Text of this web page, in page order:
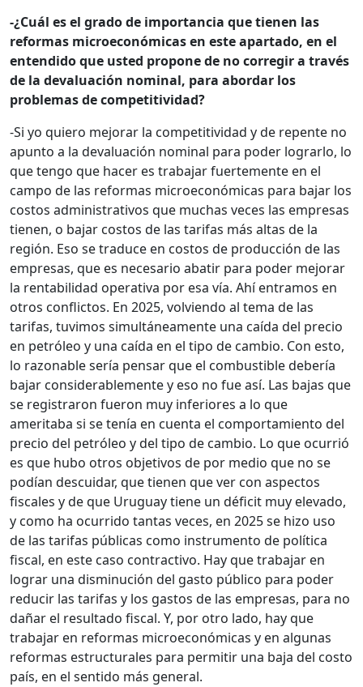
-¿Cuál es el grado de importancia que tienen las
reformas microeconómicas en este apartado, en el
entendido que usted propone de no corregir a través
de la devaluación nominal, para abordar los
problemas de competitividad?
-Si yo quiero mejorar la competitividad y de repente no
apunto a la devaluación nominal para poder lograrlo, lo
que tengo que hacer es trabajar fuertemente en el
campo de las reformas microeconómicas para bajar los
costos administrativos que muchas veces las empresas
tienen, o bajar costos de las tarifas más altas de la
región. Eso se traduce en costos de producción de las
empresas, que es necesario abatir para poder mejorar
la rentabilidad operativa por esa vía. Ahí entramos en
otros conflictos. En 2025, volviendo al tema de las
tarifas, tuvimos simultáneamente una caída del precio
en petróleo y una caída en el tipo de cambio. Con esto,
lo razonable sería pensar que el combustible debería
bajar considerablemente y eso no fue así. Las bajas que
se registraron fueron muy inferiores a lo que
ameritaba si se tenía en cuenta el comportamiento del
precio del petróleo y del tipo de cambio. Lo que ocurrió
es que hubo otros objetivos de por medio que no se
podían descuidar, que tienen que ver con aspectos
fiscales y de que Uruguay tiene un déficit muy elevado,
y como ha ocurrido tantas veces, en 2025 se hizo uso
de las tarifas públicas como instrumento de política
fiscal, en este caso contractivo. Hay que trabajar en
lograr una disminución del gasto público para poder
reducir las tarifas y los gastos de las empresas, para no
dañar el resultado fiscal. Y, por otro lado, hay que
trabajar en reformas microeconómicas y en algunas
reformas estructurales para permitir una baja del costo
país, en el sentido más general.